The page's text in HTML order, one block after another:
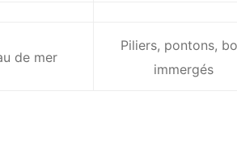
de mer
Piliers, pontons,
immergés